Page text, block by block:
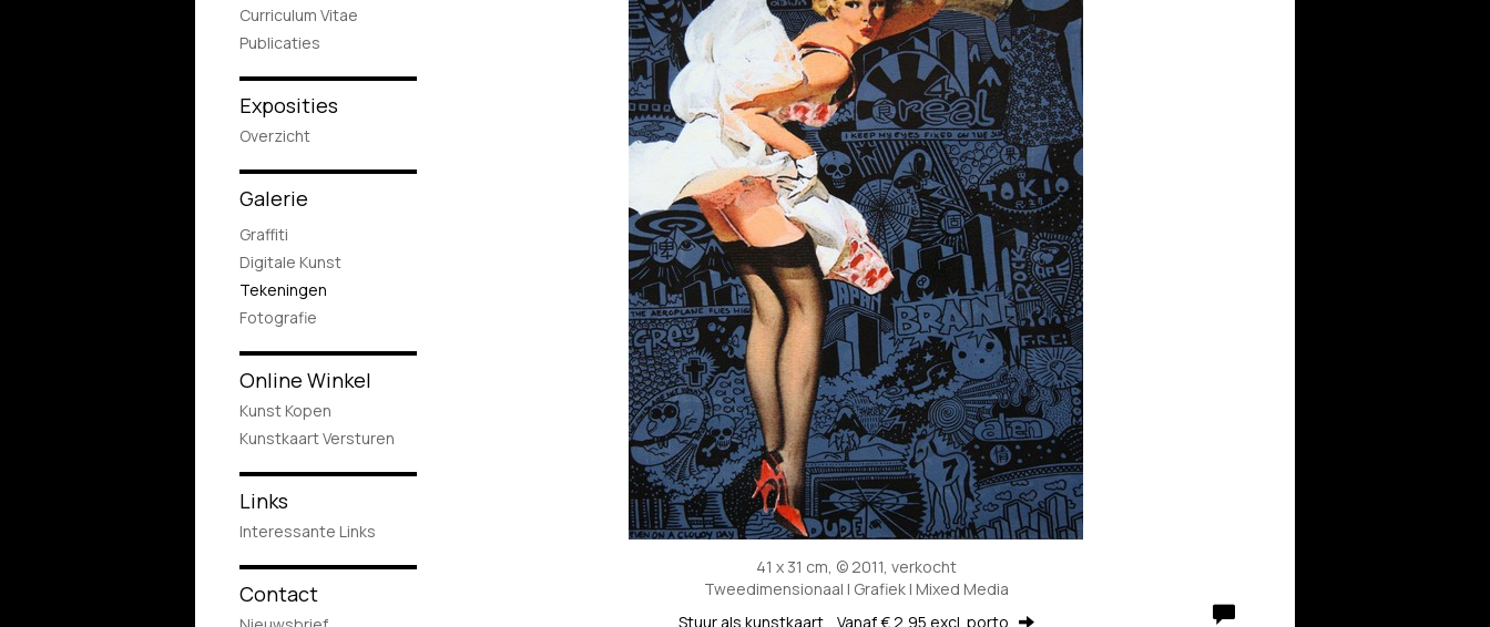
41 x 31 cm, © 2011, verkocht
Tweedimensionaal | Grafiek | Mixed Media
Stuur als kunstkaart Vanaf € 2,95 excl. porto
Curriculum Vitae
Publicaties
Exposities
Overzicht
Galerie
Graffiti
Digitale Kunst
Tekeningen
Fotografie
Online Winkel
Kunst Kopen
Kunstkaart Versturen
Links
Interessante Links
Contact